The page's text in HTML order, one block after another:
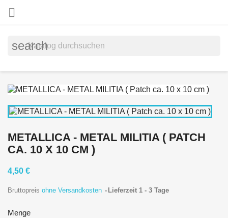

search
METALLICA - METAL MILITIA ( PATCH
CA. 10 X 10 CM )
4,50 €
Bruttopreis ohne Versandkosten Lieferzeit 1 - 3 Tage
Menge